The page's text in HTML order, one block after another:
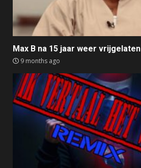
Max B na 15 jaar weer vrijgelaten
9 months ago